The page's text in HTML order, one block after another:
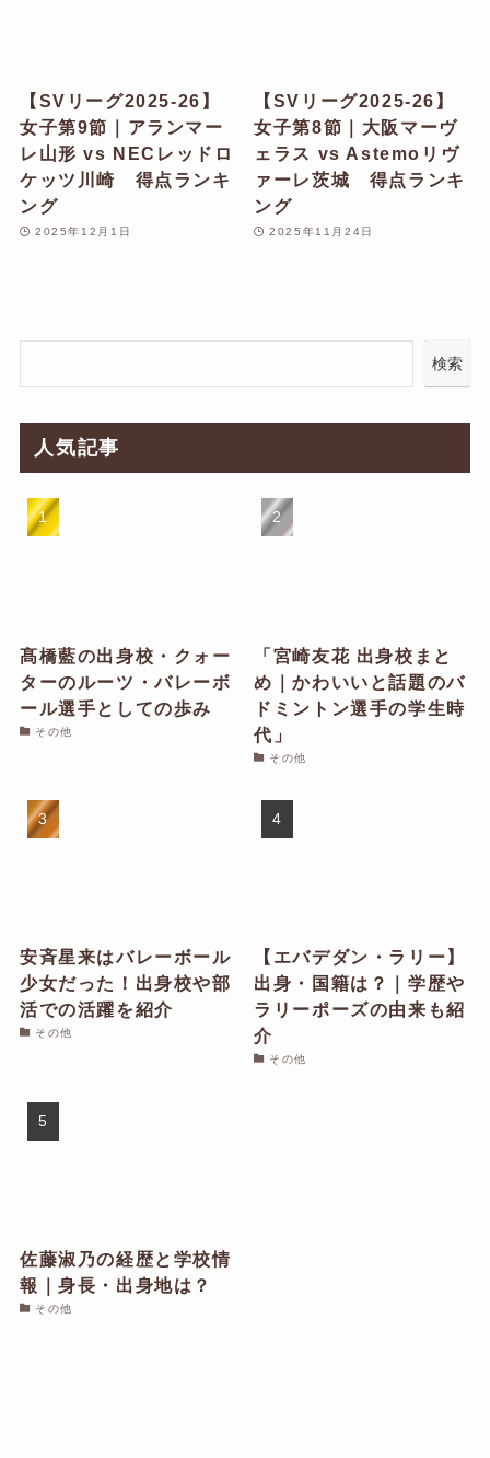
【SVリーグ2025-26】
女子第9節｜アランマー
レ山形 vs NECレッドロ
ケッツ川崎 得点ランキ
ング
2025年12月1日
【SVリーグ2025-26】
女子第8節｜大阪マーヴ
ェラス vs Astemoリヴ
ァーレ茨城 得点ランキ
ング
2025年11月24日
検索
人気記事
髙橋藍の出身校・クォー
ターのルーツ・バレーボ
ール選手としての歩み
その他
「宮崎友花 出身校まと
め｜かわいいと話題のバ
ドミントン選手の学生時
代」
その他
安斉星来はバレーボール
少女だった！出身校や部
活での活躍を紹介
その他
【エバデダン・ラリー】
出身・国籍は？｜学歴や
ラリーポーズの由来も紹
介
その他
佐藤淑乃の経歴と学校情
報｜身長・出身地は？
その他